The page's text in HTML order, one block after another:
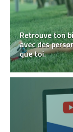
Retrouve ton
avec des
que toi.